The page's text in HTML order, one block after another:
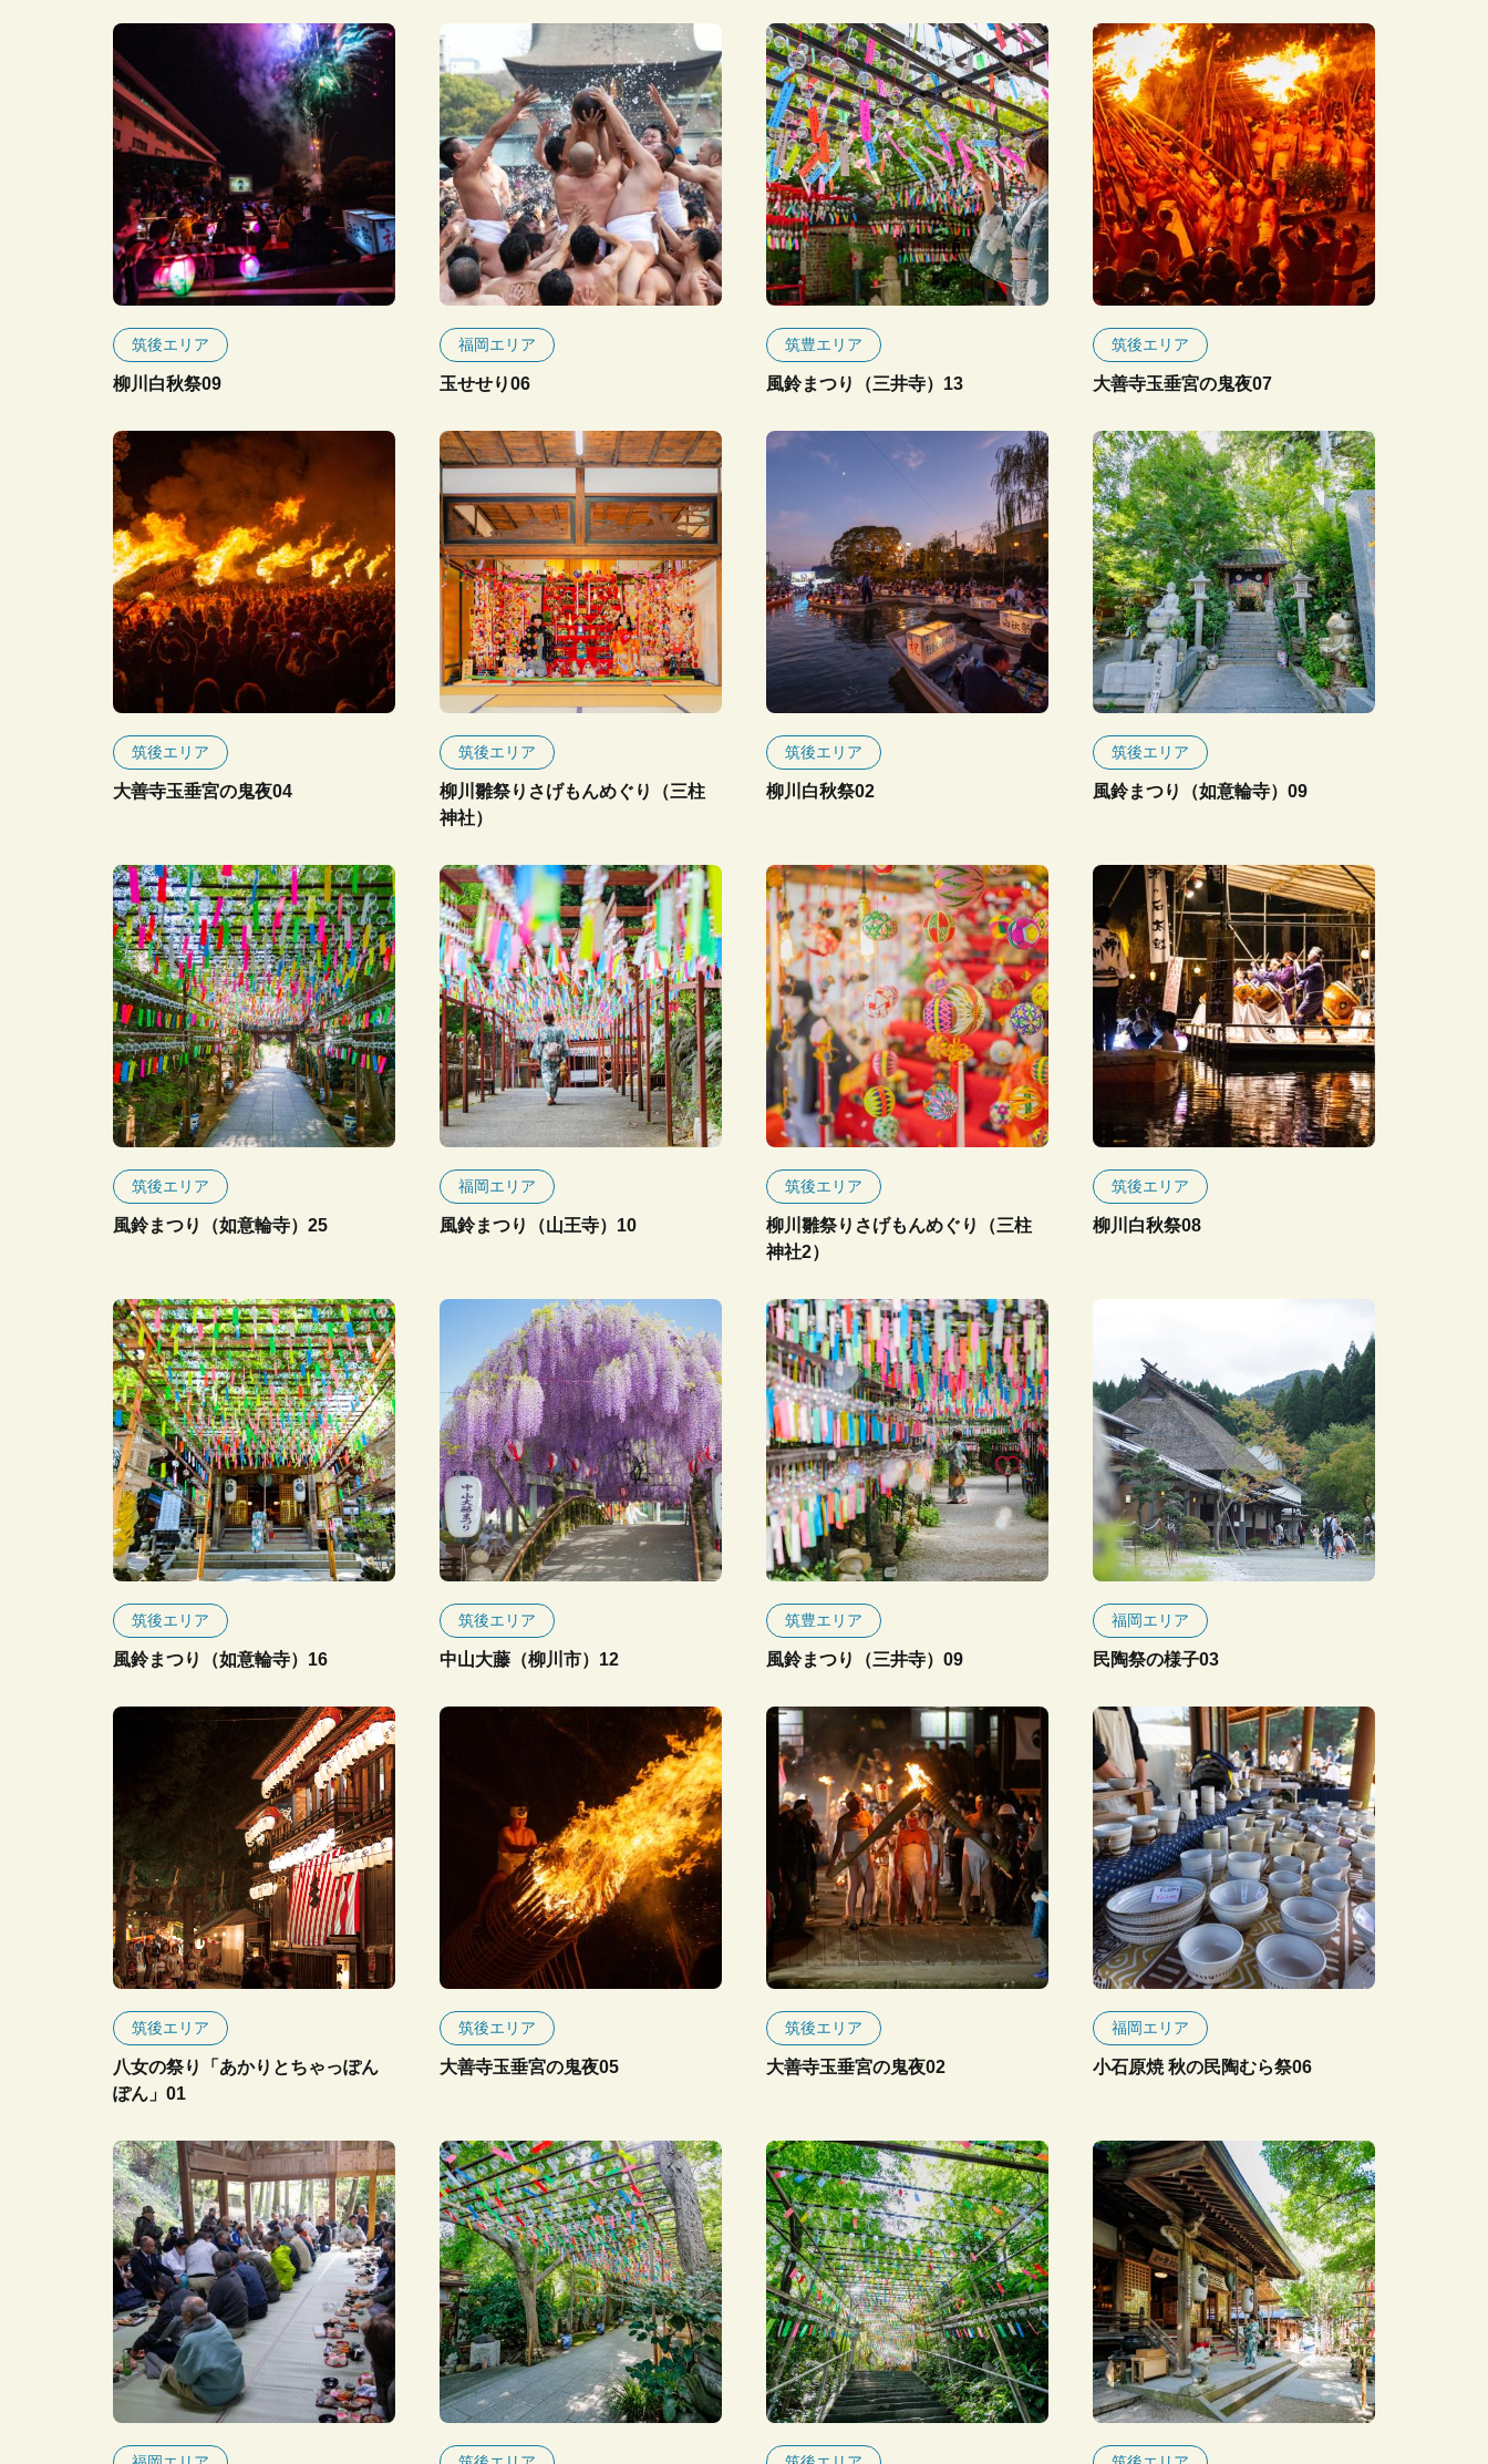
筑後エリア
柳川白秋祭09
福岡エリア
玉せせり06
筑豊エリア
風鈴まつり（三井寺）13
筑後エリア
大善寺玉垂宮の鬼夜07
筑後エリア
大善寺玉垂宮の鬼夜04
筑後エリア
柳川雛祭りさげもんめぐり（三柱
神社）
筑後エリア
柳川白秋祭02
筑後エリア
風鈴まつり（如意輪寺）09
筑後エリア
風鈴まつり（如意輪寺）25
福岡エリア
風鈴まつり（山王寺）10
筑後エリア
柳川雛祭りさげもんめぐり（三柱
神社2）
筑後エリア
柳川白秋祭08
筑後エリア
風鈴まつり（如意輪寺）16
筑後エリア
中山大藤（柳川市）12
筑豊エリア
風鈴まつり（三井寺）09
福岡エリア
民陶祭の様子03
筑後エリア
八女の祭り「あかりとちゃっぽん
ぽん」01
筑後エリア
大善寺玉垂宮の鬼夜05
筑後エリア
大善寺玉垂宮の鬼夜02
福岡エリア
小石原焼 秋の民陶むら祭06